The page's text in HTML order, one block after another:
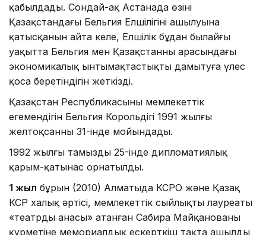
қабылдады. Сондай-ақ Астанада өзінің
Қазақстандағы Бельгия Елшілігінің ашылуына
қатысқанын айта келе, Елшілік бұдан былайғы
уақытта Бельгия мен Қазақстанның арасындағы
экономикалық ынтымақтастықты дамытуға үлес
қоса беретіндігін жеткізді.
Қазақстан Республикасының мемлекеттік
егемендігін Бельгия Корольдігі 1991 жылғы
желтоқсанның 31-інде мойындады.
1992 жылғы тамыздың 25-інде дипломатиялық
қарым-қатынас орнатылды.
1 жыл бұрын (2010) Алматыда КСРО және Қазақ
КСР халық әртісі, мемлекеттік сыйлықтың лауреаты
«театрдың анасы» атанған Сабира Майқанованың
құрметіне мемориалдық ескерткіш тақта ашылды